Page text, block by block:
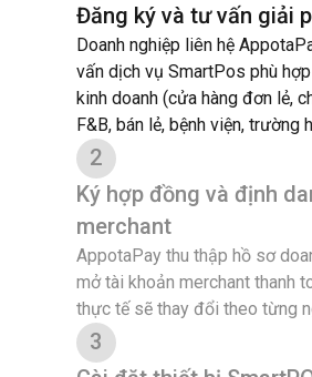
Đăng ký và tư vấn giải
Doanh nghiệp liên hệ
vấn dịch vụ SmartPos phù
kinh doanh (cửa hàng đơn lẻ,
F&B, bán lẻ, bệnh viện, trường
2
Ký hợp đồng và định
merchant
AppotaPay thu thập hồ sơ
mở tài khoản merchant thanh
thực tế sẽ thay đổi theo từng
3